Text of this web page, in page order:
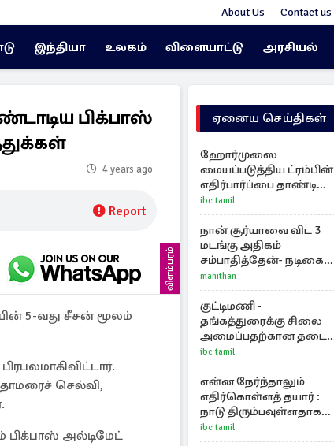
About Us Contact us
இந்தியா உலகம் விளையாட்டு அரசியல்
பிக்பாஸ்
4 years ago
Report
விளம்பரம்
5-வது சீசன் மூலம்
செல்வி,
பிக்பாஸ் அல்டிமேட்
ஏனைய செய்திகள்
ஹோர்முஸை
மையப்படுத்திய ட்ரம்பின்
எதிர்பார்ப்பை தாண்டி
ஈரான் - ஓமான் ஒப்பந்தம்!
ibc tamil
நான் சூர்யாவை விட 3
மடங்கு அதிகம்
சம்பாதித்தேன்- நடிகை
ஜோதிகா
manithan
குட்டிமணி -
தங்கத்துரைக்கு சிலை
அமைப்பதற்கான தடை
நீக்கம்!
ibc tamil
என்ன நேர்ந்தாலும்
எதிர்கொள்ளத் தயார் :
நாடு திரும்பவுள்ளதாக
ஷேக் ஹசீனா அறிவிப்பு
ibc tamil